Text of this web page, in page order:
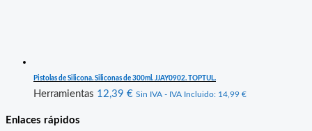
Pistolas de Silicona. Siliconas de 300ml. JJAY0902. TOPTUL.
Herramientas 12,39 € Sin IVA - IVA Incluido: 14,99 €
Enlaces rápidos